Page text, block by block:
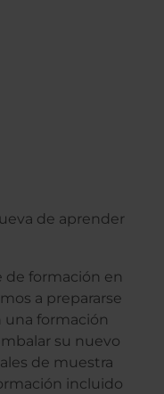
de aprender
de formación en
a prepararse
una formación
su nuevo
de muestra
incluido